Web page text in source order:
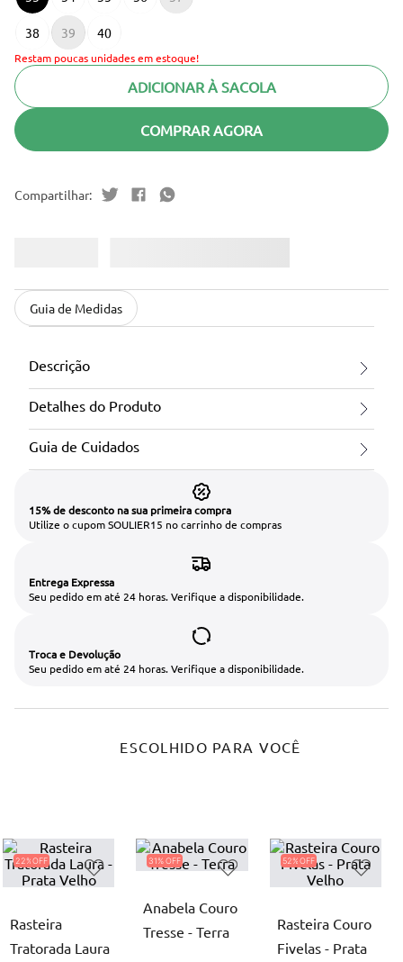
38 39 40
Restam poucas unidades em estoque!
ADICIONAR À SACOLA
COMPRAR AGORA
Guia de Medidas
Descrição
Detalhes do Produto
Guia de Cuidados
15% de desconto na sua primeira compra
Utilize o cupom SOULIER15 no carrinho de compras
Entrega Expressa
Seu pedido em até 24 horas. Verifique a disponibilidade.
Troca e Devolução
Seu pedido em até 24 horas. Verifique a disponibilidade.
ESCOLHIDO PARA VOCÊ
22%
Rasteira
Tratorada Laura
31%
Anabela Couro
Tresse - Terra
52%
Rasteira Couro
Fivelas - Prata